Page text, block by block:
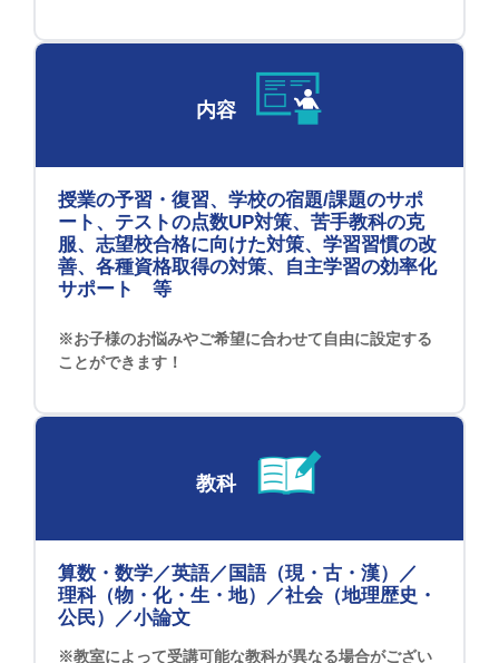
内容
授業の予習・復習、学校の宿題/課題のサポ
ート、テストの点数UP対策、苦手教科の克
服、志望校合格に向けた対策、学習習慣の改
善、各種資格取得の対策、自主学習の効率化
サポート 等
※お子様のお悩みやご希望に合わせて自由に設定する
ことができます！
教科
算数・数学／英語／国語（現・古・漢）／
理科（物・化・生・地）／社会（地理歴史・
公民）／小論文
※教室によって受講可能な教科が異なる場合がござい